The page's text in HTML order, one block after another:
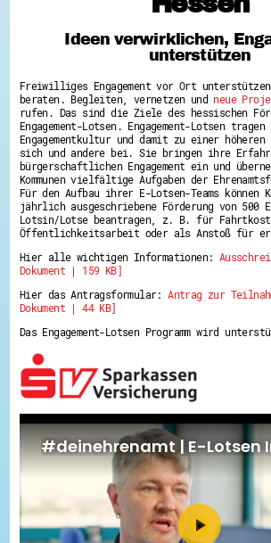
Hessen hilft Ukraine
Zeig uns dein
Wettbewerb |
Wettbewerb | 80 Jahre
mit Herz
8 Vereine x 80 Jahre x
Ausgezeichnete Projekte
Menschen des Respekts
SHARE IT: Teile deine
Gestalte dein
Ehrenamts-Card Hessen
Engagement-Lotsen
Crowdfunding - Viele
Ehrentag
Hessen engagiert -
Kompetenznachweis Hessen
Service-Learning
Mach dich
GEMA-Pakt
Di@-Lotsen in Hessen
Energiepreiskrise und
Flüchtlingshilfe +
Patenschaftsprojekte
Qualifizierung &
Stiftungen
Vereine, Spenden,
Versicherungsschutz
Wissenswertes rund um
Ideen verwirklichen,
unterstützen
Freiwilliges Engagement vor Ort
beraten. Begleiten, vernetzen und neue
rufen. Das sind die Ziele des hessischen
Engagement-Lotsen. Engagement-Lotsen
Engagementkultur und damit zu einer
sich und andere bei. Sie bringen ihre
bürgerschaftlichen Engagement ein und
Kommunen vielfältige Aufgaben der
Für den Aufbau ihrer E-Lotsen-Teams können
jährlich ausgeschriebene Förderung von 500
Lotsin/Lotse beantragen, z. B. für
Öffentlichkeitsarbeit oder als Anstoß für
Hier alle wichtigen Informationen:
Dokument | 159 KB]
Hier das Antragsformular:Antrag zur
Dokument | 44 KB]
Das Engagement-Lotsen Programm wird